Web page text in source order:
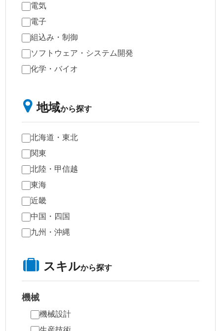
電気
電子
組込み・制御
ソフトウェア・システム開発
化学・バイオ
地域から探す
北海道・東北
関東
北陸・甲信越
東海
近畿
中国・四国
九州・沖縄
スキルから探す
機械
機械設計